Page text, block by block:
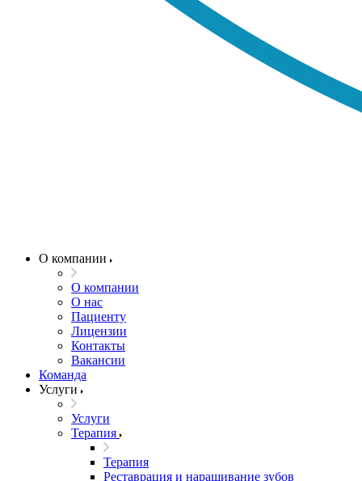
О компании
О компании
О нас
Пациенту
Лицензии
Контакты
Вакансии
Команда
Услуги
Услуги
Терапия
Терапия
Реставрация и наращивание зубов